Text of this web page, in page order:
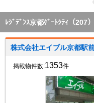
ﾚｼﾞﾃﾞﾝｽ京都ｹﾞｰﾄｼﾃｨ（207
株式会社エイブル京都駅
掲載物件数:1353件